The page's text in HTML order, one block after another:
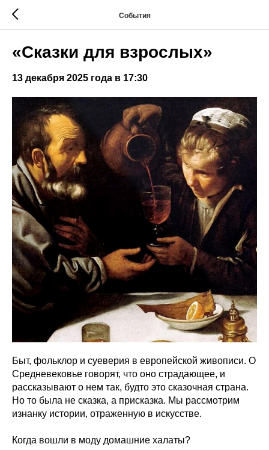
События
«Сказки для взрослых»
13 декабря 2025 года в 17:30
Быт, фольклор и суеверия в европейской живописи. О
Средневековье говорят, что оно страдающее, и
рассказывают о нем так, будто это сказочная страна.
Но то была не сказка, а присказка. Мы рассмотрим
изнанку истории, отраженную в искусстве.
Когда вошли в моду домашние халаты?